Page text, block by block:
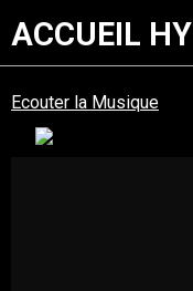
ACCUEIL
Ecouter la Musique